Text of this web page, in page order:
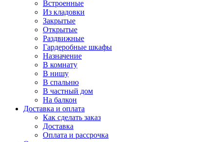
Встроенные
Из кладовки
Закрытые
Открытые
Раздвижные
Гардеробные шкафы
Назначение
В комнату
В нишу
В спальню
В частный дом
На балкон
Доставка и оплата
Как сделать заказ
Доставка
Оплата и рассрочка